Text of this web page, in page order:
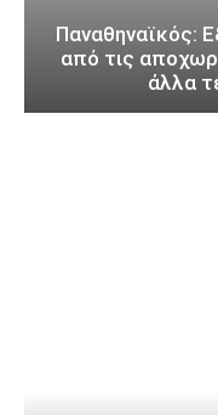
Παναθηναϊκός:
από τις
άλλα